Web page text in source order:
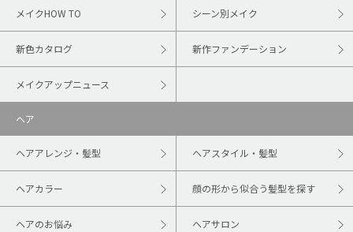
メイクHOW TO シーン別メイク
新色カタログ 新作ファンデーション
メイクアップニュース
ヘア
ヘアアレンジ・髪型 ヘアスタイル・髪型
ヘアカラー 顔の形から似合う髪型を探す
ヘアのお悩み ヘアサロン